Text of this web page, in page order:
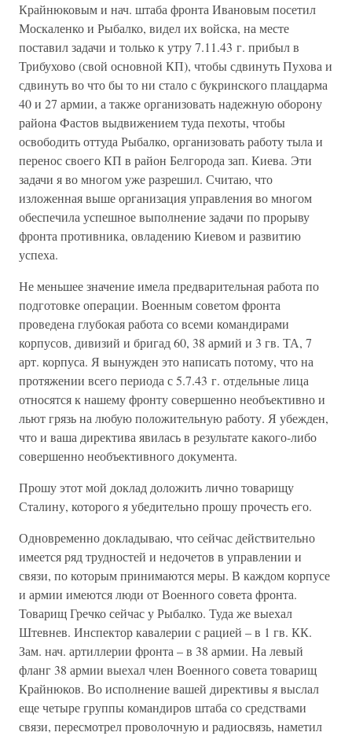
Крайнюковым и нач. штаба фронта Ивановым посетил
Москаленко и Рыбалко, видел их войска, на месте
поставил задачи и только к утру 7.11.43 г. прибыл в
Трибухово (свой основной КП), чтобы сдвинуть Пухова и
сдвинуть во что бы то ни стало с букринского плацдарма
40 и 27 армии, а также организовать надежную оборону
района Фастов выдвижением туда пехоты, чтобы
освободить оттуда Рыбалко, организовать работу тыла и
перенос своего КП в район Белгорода зап. Киева. Эти
задачи я во многом уже разрешил. Считаю, что
изложенная выше организация управления во многом
обеспечила успешное выполнение задачи по прорыву
фронта противника, овладению Киевом и развитию
успеха.
Не меньшее значение имела предварительная работа по
подготовке операции. Военным советом фронта
проведена глубокая работа со всеми командирами
корпусов, дивизий и бригад 60, 38 армий и 3 гв. ТА, 7
арт. корпуса. Я вынужден это написать потому, что на
протяжении всего периода с 5.7.43 г. отдельные лица
относятся к нашему фронту совершенно необъективно и
льют грязь на любую положительную работу. Я убежден,
что и ваша директива явилась в результате какого-либо
совершенно необъективного документа.
Прошу этот мой доклад доложить лично товарищу
Сталину, которого я убедительно прошу прочесть его.
Одновременно докладываю, что сейчас действительно
имеется ряд трудностей и недочетов в управлении и
связи, по которым принимаются меры. В каждом корпусе
и армии имеются люди от Военного совета фронта.
Товарищ Гречко сейчас у Рыбалко. Туда же выехал
Штевнев. Инспектор кавалерии с рацией – в 1 гв. КК.
Зам. нач. артиллерии фронта – в 38 армии. На левый
фланг 38 армии выехал член Военного совета товарищ
Крайнюков. Во исполнение вашей директивы я выслал
еще четыре группы командиров штаба со средствами
связи, пересмотрел проволочную и радиосвязь, наметил